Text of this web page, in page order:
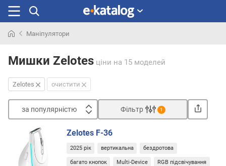
раніше
Маніпулятори
Мишки Zelotes ціни на 15 моделей
Zelotes очистити
за популярністю
а
п
Фільтр 1
Zelotes F-36
2025 рік вертикальна бездротова
багато кнопок Multi-Device RGB підсвічування